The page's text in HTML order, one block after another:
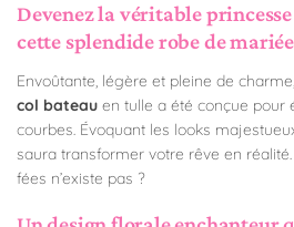
Devenez la véritable
cette splendide robe de
Envoûtante, légère et pleine de
col bateau en tulle a été conçue pour
courbes. Évoquant les looks
saura transformer votre rêve en
fées n’existe pas ?